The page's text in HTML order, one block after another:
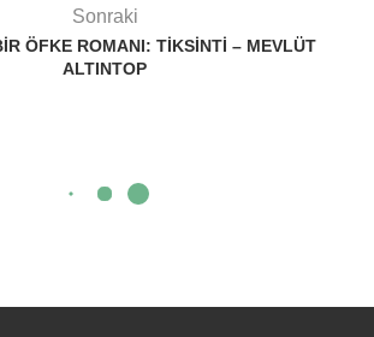
Sonraki
ÖFKE ROMANI: TIKSINTI – MEVLÜT
ALTINTOP